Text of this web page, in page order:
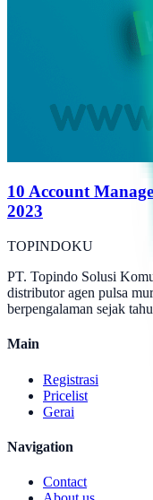
10 Account
2023
TOPINDOKU
PT. Topindo Solusi
distributor agen pulsa
berpengalaman sejak
Main
Registrasi
Pricelist
Gerai
Navigation
Contact